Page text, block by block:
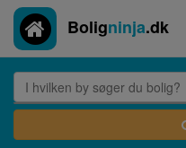
Boligninja.dk